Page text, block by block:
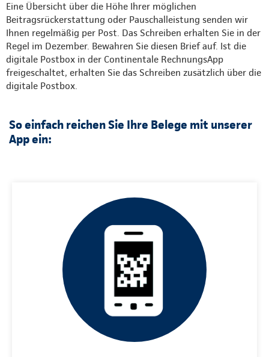
Eine Übersicht über die Höhe Ihrer möglichen
Beitragsrückerstattung oder Pauschalleistung senden wir
Ihnen regelmäßig per Post. Das Schreiben erhalten Sie in der
Regel im Dezember. Bewahren Sie diesen Brief auf. Ist die
digitale Postbox in der Continentale RechnungsApp
freigeschaltet, erhalten Sie das Schreiben zusätzlich über die
digitale Postbox.
So einfach reichen Sie Ihre Belege mit unserer
App ein: